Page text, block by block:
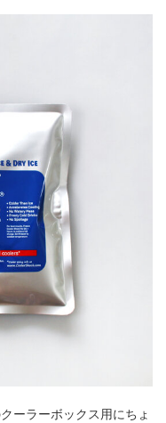
ーラーボックス用にちょ